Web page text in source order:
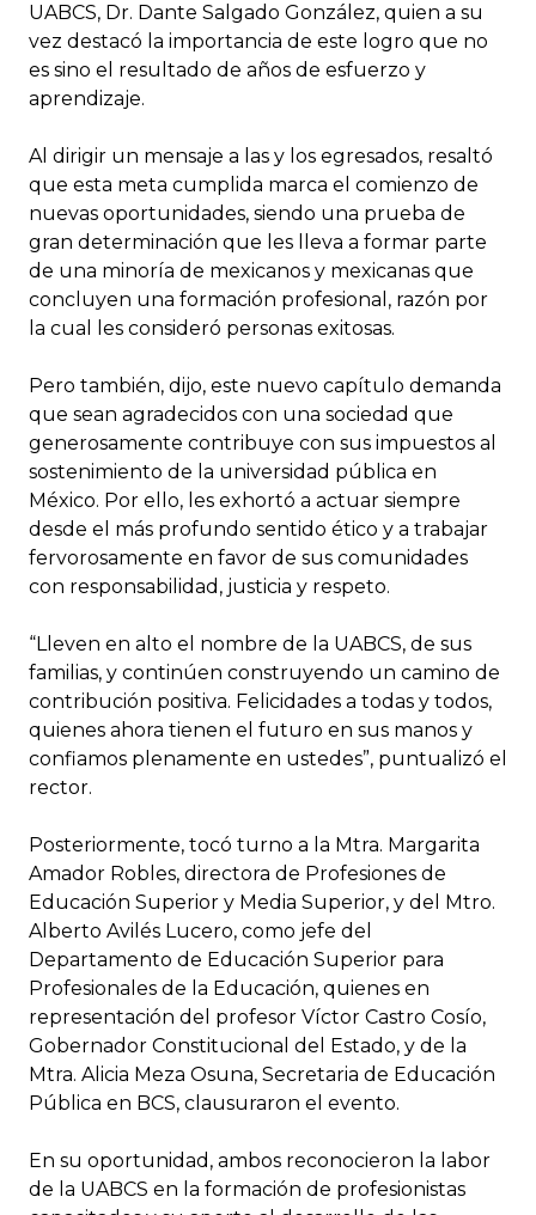
UABCS, Dr. Dante Salgado González, quien a su
vez destacó la importancia de este logro que no
es sino el resultado de años de esfuerzo y
aprendizaje.
Al dirigir un mensaje a las y los egresados, resaltó
que esta meta cumplida marca el comienzo de
nuevas oportunidades, siendo una prueba de
gran determinación que les lleva a formar parte
de una minoría de mexicanos y mexicanas que
concluyen una formación profesional, razón por
la cual les consideró personas exitosas.
Pero también, dijo, este nuevo capítulo demanda
que sean agradecidos con una sociedad que
generosamente contribuye con sus impuestos al
sostenimiento de la universidad pública en
México. Por ello, les exhortó a actuar siempre
desde el más profundo sentido ético y a trabajar
fervorosamente en favor de sus comunidades
con responsabilidad, justicia y respeto.
“Lleven en alto el nombre de la UABCS, de sus
familias, y continúen construyendo un camino de
contribución positiva. Felicidades a todas y todos,
quienes ahora tienen el futuro en sus manos y
confiamos plenamente en ustedes”, puntualizó el
rector.
Posteriormente, tocó turno a la Mtra. Margarita
Amador Robles, directora de Profesiones de
Educación Superior y Media Superior, y del Mtro.
Alberto Avilés Lucero, como jefe del
Departamento de Educación Superior para
Profesionales de la Educación, quienes en
representación del profesor Víctor Castro Cosío,
Gobernador Constitucional del Estado, y de la
Mtra. Alicia Meza Osuna, Secretaria de Educación
Pública en BCS, clausuraron el evento.
En su oportunidad, ambos reconocieron la labor
de la UABCS en la formación de profesionistas